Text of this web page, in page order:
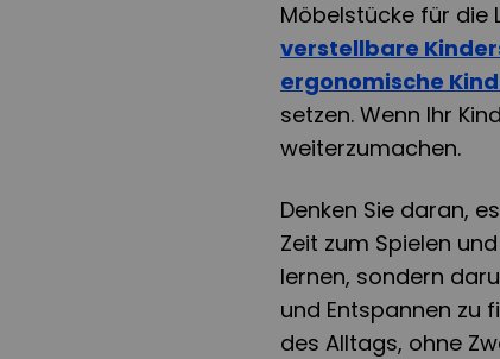
Möbelstücke für die
verstellbare
ergonomische
setzen. Wenn Ihr
weiterzumachen.
Denken Sie daran,
Zeit zum Spielen
lernen, sondern
und Entspannen zu
des Alltags, ohne